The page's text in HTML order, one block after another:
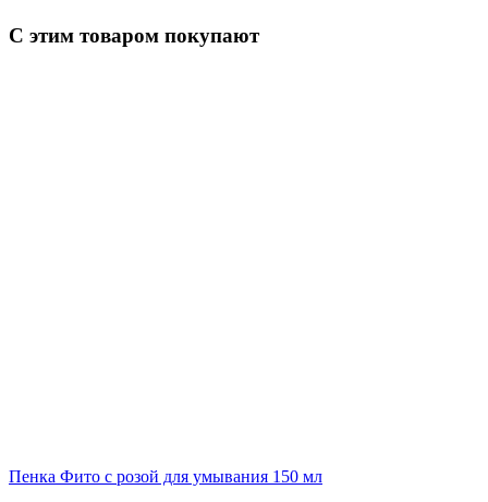
С этим товаром покупают
Пенка Фито с розой для умывания 150 мл